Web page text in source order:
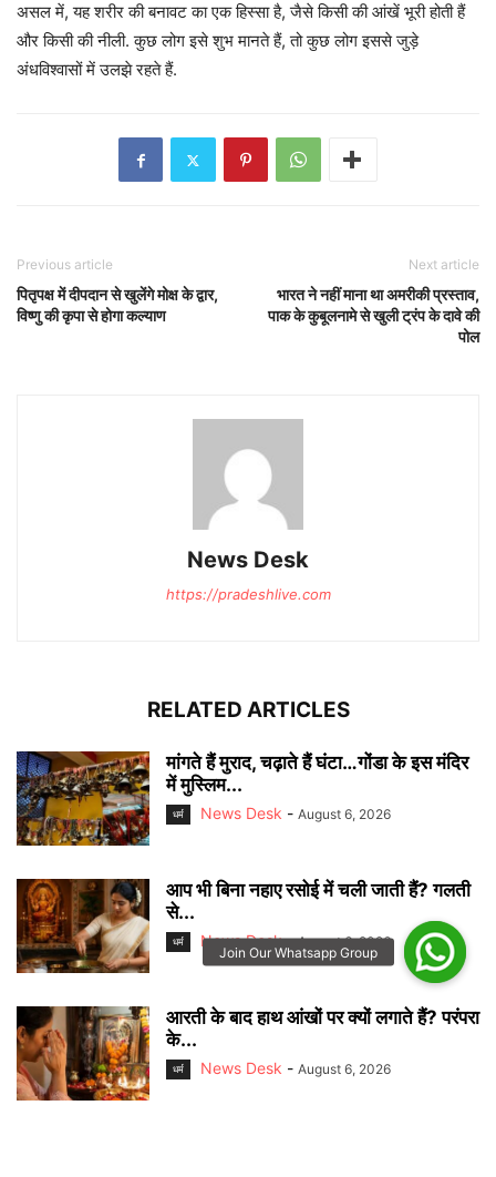
असल में, यह शरीर की बनावट का एक हिस्सा है, जैसे किसी की आंखें भूरी होती हैं
और किसी की नीली. कुछ लोग इसे शुभ मानते हैं, तो कुछ लोग इससे जुड़े
अंधविश्वासों में उलझे रहते हैं.
Previous article
पितृपक्ष में दीपदान से खुलेंगे मोक्ष के द्वार,
विष्णु की कृपा से होगा कल्याण
Next article
भारत ने नहीं माना था अमरीकी प्रस्ताव,
पाक के कुबूलनामे से खुली ट्रंप के दावे की
पोल
News Desk
https://pradeshlive.com
RELATED ARTICLES
मांगते हैं मुराद, चढ़ाते हैं घंटा…गोंडा के इस मंदिर
में मुस्लिम...
धर्म News Desk - August 6, 2026
आप भी बिना नहाए रसोई में चली जाती हैं? गलती
से...
धर्म News Desk - August 6, 2026
आरती के बाद हाथ आंखों पर क्यों लगाते हैं? परंपरा
के...
धर्म News Desk - August 6, 2026